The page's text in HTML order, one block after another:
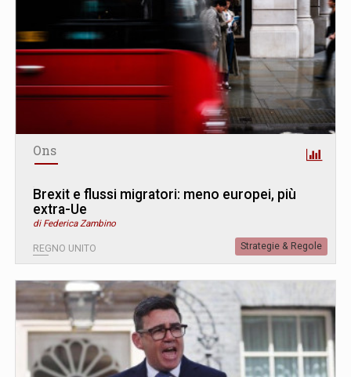
Ons
Brexit e flussi migratori: meno europei, più
extra-Ue
di Federica Zambino
REGNO UNITO Strategie & Regole